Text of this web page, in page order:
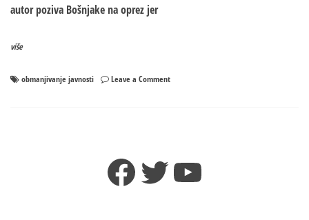
autor poziva Bošnjake na oprez jer
više
obmanjivanje javnosti Leave a Commenton
naoružavanju
Srba
Facebook
TwitterYouTube